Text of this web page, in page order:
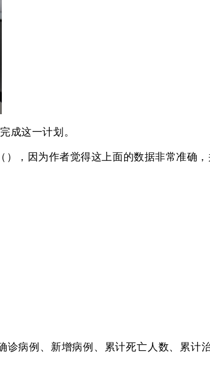
这一计划。
因为作者觉得这上面的数据⾮常准确，
例、新增病例、累计死亡人数、累计